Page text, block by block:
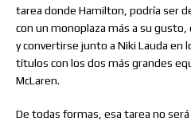
tarea donde Hamilton, podría ser
con un monoplaza más a su
y convertirse junto a Niki Lauda en
títulos con los dos más grandes
McLaren.
De todas formas, esa tarea no